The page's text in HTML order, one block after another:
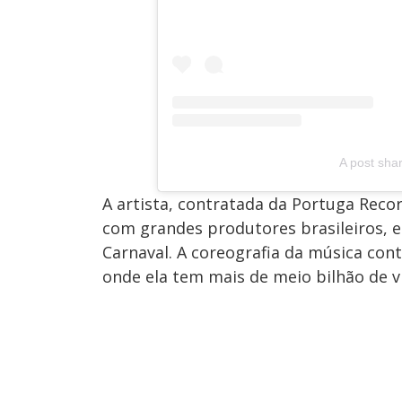
A post
A artista, contratada da Portuga
com grandes produtores brasileiros,
Carnaval. A coreografia da música
onde ela tem mais de meio bilhão de